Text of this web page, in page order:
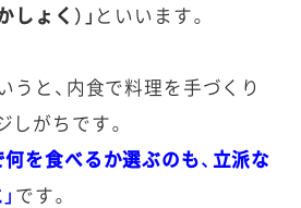
しょく）」 といいます。
うと、内食で料理を手づくり
しがちです。
を食べるか選ぶのも、立派な
です。